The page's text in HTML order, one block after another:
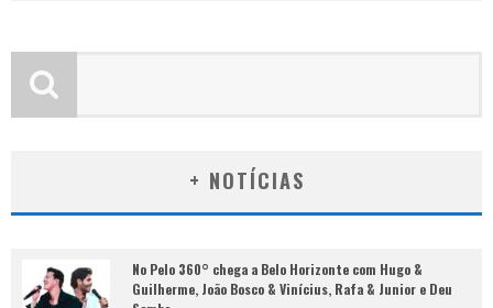
+ NOTÍCIAS
No Pelo 360° chega a Belo Horizonte com Hugo &
Guilherme, João Bosco & Vinícius, Rafa & Junior e Deu